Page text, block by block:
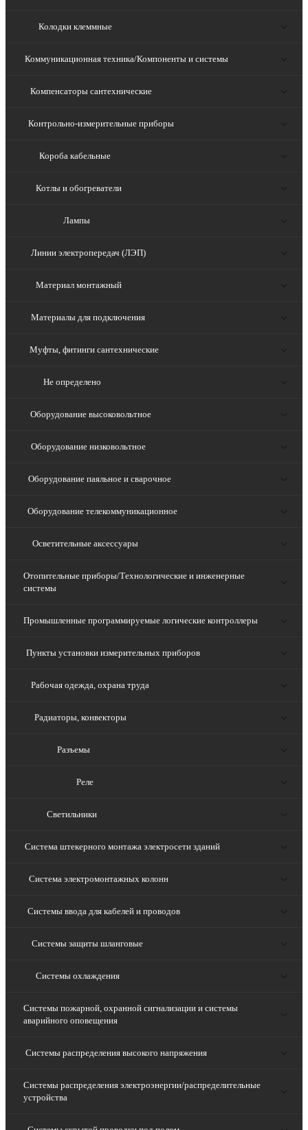
Колодки клеммные
Коммуникационная техника/Компоненты и системы
Компенсаторы сантехнические
Контрольно-измерительные приборы
Короба кабельные
Котлы и обогреватели
Лампы
Линии электропередач (ЛЭП)
Материал монтажный
Материалы для подключения
Муфты, фитинги сантехнические
Не определено
Оборудование высоковольтное
Оборудование низковольтное
Оборудование паяльное и сварочное
Оборудование телекоммуникационное
Осветительные аксессуары
Отопительные приборы/Технологические и инженерные
системы
Промышленные программируемые логические контроллеры
Пункты установки измерительных приборов
Рабочая одежда, охрана труда
Радиаторы, конвекторы
Разъемы
Реле
Светильники
Система штекерного монтажа электросети зданий
Система электромонтажных колонн
Системы ввода для кабелей и проводов
Системы защиты шланговые
Системы охлаждения
Системы пожарной, охранной сигнализации и системы
аварийного оповещения
Системы распределения высокого напряжения
Системы распределения электроэнергии/распределительные
устройства